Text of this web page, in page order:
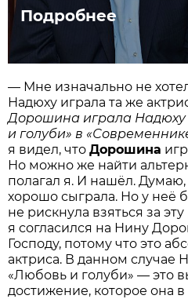
Подробнее
— Мне изначально не
Надюху играла та же
Дорошина играла Надюху
и голуби» в
я видел, чтоДорошина
Но можно же найти
полагал я. И нашёл.
хорошо сыграла. Но у неё
не рискнула взяться за эту
я согласился на Нину
Господу, потому что это
актриса. В данном случае
«Любовь и голуби» — это
достижение, которое она